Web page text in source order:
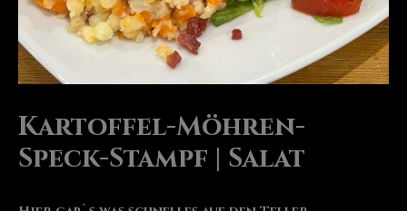
Kartoffel-Möhren-
Speck-Stampf | Salat